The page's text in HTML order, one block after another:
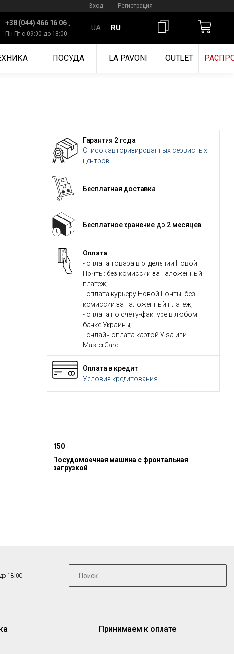
Вход Регистрация
+38 (044) 466 16 06
Пн-Пт с 09:00 до 18:00
UA RU
ПОСУДА LA PAVONI OUTLET
Гарантия 2 года
Список авторизированных сервисных
центров
Бесплатная доставка
Бесплатное хранение до 2 месяцев
Оплата
- оплата товара в отделении Новой
Почты: без комиссии за наложенный
платеж;
- оплата курьеру Новой Почты: без
комиссии за наложенный платеж;
- оплата по счету-фактуре в любом
банке Украины;
- онлайн оплата картой Visa или
MasterCard.
Оплата в кредит
Условия кредитования
150
Посудомоечная машина с фронтальная
загрузкой
18:00
Принимаем к оплате